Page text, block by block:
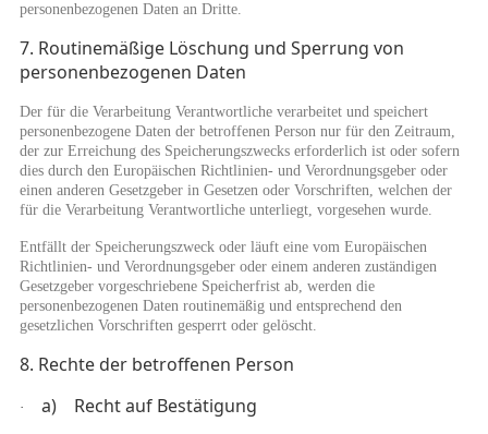
personenbezogenen Daten an Dritte.
7. Routinemäßige Löschung und Sperrung von
personenbezogenen Daten
Der für die Verarbeitung Verantwortliche verarbeitet und speichert
personenbezogene Daten der betroffenen Person nur für den Zeitraum,
der zur Erreichung des Speicherungszwecks erforderlich ist oder sofern
dies durch den Europäischen Richtlinien- und Verordnungsgeber oder
einen anderen Gesetzgeber in Gesetzen oder Vorschriften, welchen der
für die Verarbeitung Verantwortliche unterliegt, vorgesehen wurde.
Entfällt der Speicherungszweck oder läuft eine vom Europäischen
Richtlinien- und Verordnungsgeber oder einem anderen zuständigen
Gesetzgeber vorgeschriebene Speicherfrist ab, werden die
personenbezogenen Daten routinemäßig und entsprechend den
gesetzlichen Vorschriften gesperrt oder gelöscht.
8. Rechte der betroffenen Person
· a) Recht auf Bestätigung